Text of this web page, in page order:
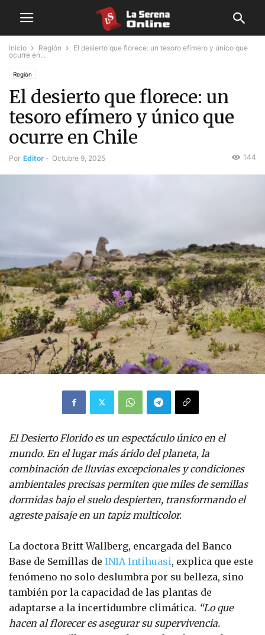
Inicio Región
El desierto que florece: un tesoro efímero y único que
ocurre en...
Región
El desierto que florece: un
tesoro efímero y único que
ocurre en Chile
Por Editor - Octubre 9, 2025 144
El Desierto Florido es un espectáculo único en el
mundo. En el lugar más árido del planeta, la
combinación de lluvias excepcionales y condiciones
ambientales precisas permiten que miles de semillas
dormidas bajo el suelo despierten, transformando el
agreste paisaje en un tapiz multicolor.
La doctora Britt Wallberg, encargada del Banco
Base de Semillas de INIA Intihuasi, explica que este
fenómeno no solo deslumbra por su belleza, sino
también por la capacidad de las plantas de
adaptarse a la incertidumbre climática. “Lo que
hacen al florecer es asegurar su supervivencia.